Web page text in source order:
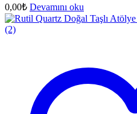
0,00₺ Devamını oku